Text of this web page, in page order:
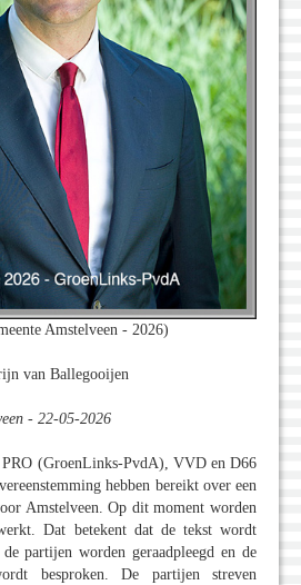
Amstelveen - 2026)
van Ballegooijen
- 22-05-2026
PRO (GroenLinks-PvdA), VVD en D66
hebben bereikt over een
Amstelveen. Op dit moment worden
Dat betekent dat de tekst wordt
partijen worden geraadpleegd en de
besproken. De partijen streven